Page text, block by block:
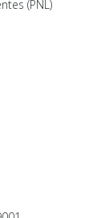
(PNL)